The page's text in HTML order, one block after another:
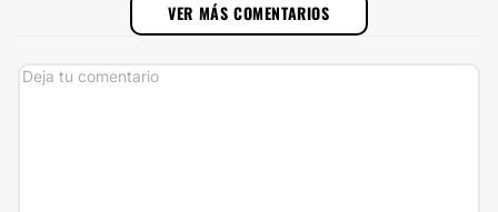
VER MÁS COMENTARIOS